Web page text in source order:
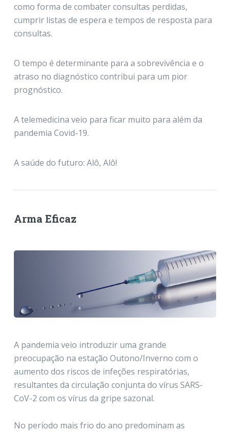
como forma de combater consultas perdidas,
cumprir listas de espera e tempos de resposta para
consultas.
O tempo é determinante para a sobrevivência e o
atraso no diagnóstico contribui para um pior
prognóstico.
A telemedicina veio para ficar muito para além da
pandemia Covid-19.
A saúde do futuro: Alô, Alô!
Arma Eficaz
A pandemia veio introduzir uma grande
preocupação na estação Outono/Inverno com o
aumento dos riscos de infeções respiratórias,
resultantes da circulação conjunta do vírus SARS-
CoV-2 com os vírus da gripe sazonal.
No período mais frio do ano predominam as